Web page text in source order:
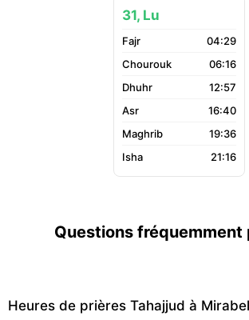
31, Lu
04:29
06:16
12:57
16:40
19:36
21:16
Questions fréquemment
Heures de prières Tahajjud à